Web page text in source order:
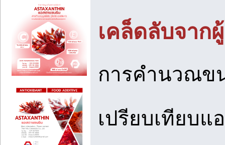
เคล็ดลับจาก
การคำนวณข
เปรียบเทียบแ